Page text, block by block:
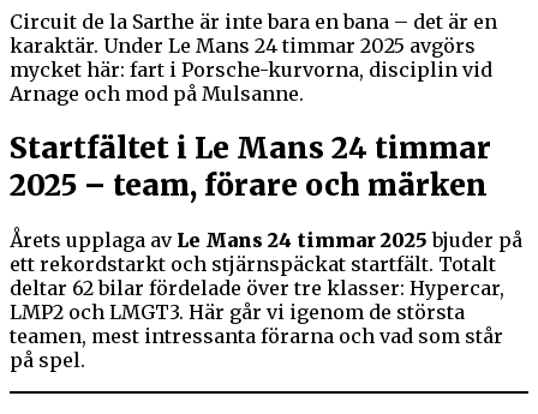
Circuit de la Sarthe är inte bara en bana – det är en
karaktär. Under Le Mans 24 timmar 2025 avgörs
mycket här: fart i Porsche-kurvorna, disciplin vid
Arnage och mod på Mulsanne.
Startfältet i Le Mans 24 timmar
2025 – team, förare och märken
Årets upplaga av Le Mans 24 timmar 2025 bjuder på
ett rekordstarkt och stjärnspäckat startfält. Totalt
deltar 62 bilar fördelade över tre klasser: Hypercar,
LMP2 och LMGT3. Här går vi igenom de största
teamen, mest intressanta förarna och vad som står
på spel.